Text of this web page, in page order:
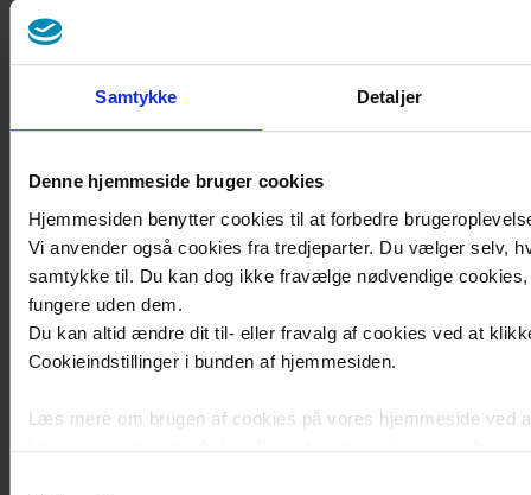
Samtykke Detaljer
Denne hjemmeside bruger cookies
Hjemmesiden benytter cookies til at forbedre
Vi anvender også cookies fra tredjeparter. Du vælger selv,
samtykke til. Du kan dog ikke fravælge nødvendige
fungere uden dem.
Du kan altid ændre dit til- eller fravalg af cookies ved at
Cookieindstillinger i bunden af hjemmesiden.
Læs mere om brugen af cookies på vores hjemmeside ved
Tlf. direkte til afsnittene findes under
Skriv til os
suh-ros-med@regionsjaelland.dk
Læs mere om Min Sundhedsplatform